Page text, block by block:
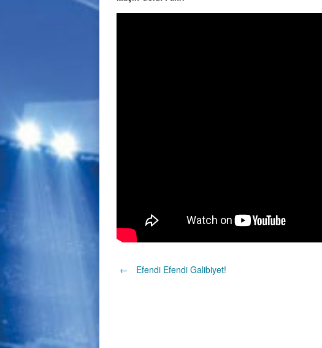
Post
← Efendi Efendi Galibiyet!